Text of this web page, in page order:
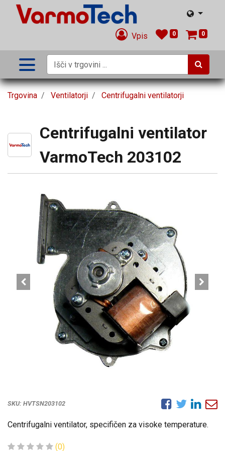
Vpis 0 0
Trgovina Ventilatorji Centrifugalni ventilatorji
Centrifugalni ventilator
VarmoTech 203102
SKU: HVTSN203102
Centrifugalni ventilator, specifičen za visoke temperature.
(0)